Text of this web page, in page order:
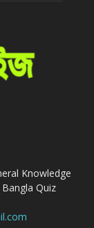
Knowledge
Quiz